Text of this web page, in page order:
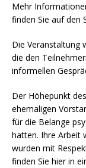
Mehr
finden Sie auf den
Die Veranstaltung
die den
informellen
Der Höhepunkt
ehemaligen
für die Belange
hatten. Ihre Arbeit
wurden mit
finden Sie hier in